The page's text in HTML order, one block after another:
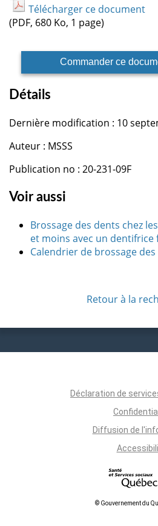
Télécharger ce document
(PDF, 680 Ko, 1 page)
Commander ce
Détails
Dernière modification : 10
Auteur : MSSS
Publication no : 20-231-09F
Voir aussi
Brossage des dents chez
et moins avec un
Calendrier de brossage
Retour à la
Déclaration de
Diffusion de
© Gouvernement du